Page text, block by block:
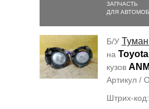
ЗАПЧАСТЬ
ДЛЯ
Б/У
на
кузов
Артикул /
Штрих-